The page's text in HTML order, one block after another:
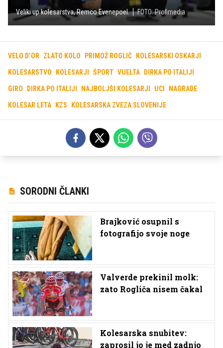
Veliki up kolesarstva, Remco Evenepoel. FOTO: Profimedia
VELO D’OR ZLATO KOLO PRIMOŽ ROGLIČ KOLESARSKI OSKARJI
KOLESARSTVO KOLESARJI ŠPORT VUELTA DIRKA PO ITALIJI
GIRO DIRKA PO ITALIJI NAJBOLJŠI KOLESARJI UCI NAGRADE
KOLESAR LETA KZS KOLESARSKA ZVEZA SLOVENIJE
SORODNI ČLANKI
Brajković osupnil s
fotografijo svoje noge
Valverde prekinil molk:
zato Rogliča nisem čakal
Kolesarska snubitev:
zaprosil jo je med zadnjo